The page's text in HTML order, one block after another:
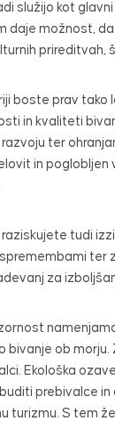
služijo kot
daje možnost,
prireditvah,
boste prav tako
in kvaliteti
ter
in poglobljen
raziskujete tudi
ter
za
bivanje ob
Ekološka
prebivalce
turizmu. S tem